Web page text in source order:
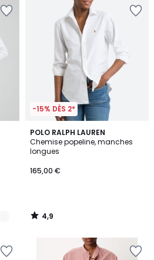
-15% DÈS 2*
POLO RALPH LAUREN
Chemise popeline, manches
longues
165,00 €
4,9
/ 5
4,9
/